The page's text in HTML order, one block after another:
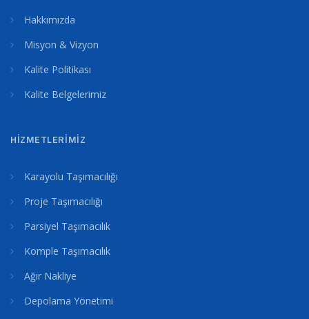
Hakkımızda
Misyon & Vizyon
Kalite Politikası
Kalite Belgelerimiz
HIZMETLERIMIZ
Karayolu Taşımacılığı
Proje Taşımacılığı
Parsiyel Taşımacılık
Komple Taşımacılık
Ağır Nakliye
Depolama Yönetimi